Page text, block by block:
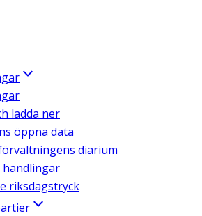
ladda ner
öppna data
diarium
handlingar
riksdagstryck